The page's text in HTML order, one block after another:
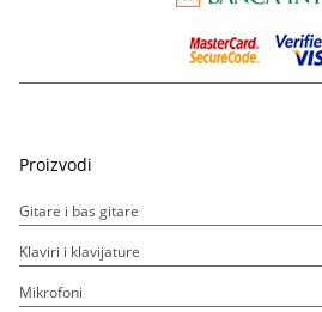
Proizvodi
Gitare i bas gitare
Klaviri i klavijature
Mikrofoni